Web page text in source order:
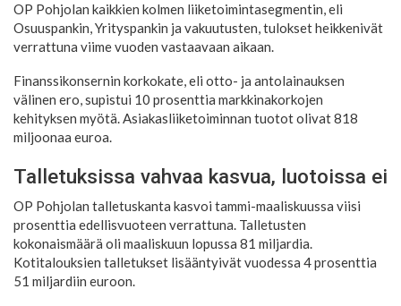
OP Pohjolan kaikkien kolmen liiketoimintasegmentin, eli
Osuuspankin, Yrityspankin ja vakuutusten, tulokset heikkenivät
verrattuna viime vuoden vastaavaan aikaan.
Finanssikonsernin korkokate, eli otto- ja antolainauksen
välinen ero, supistui 10 prosenttia markkinakorkojen
kehityksen myötä. Asiakasliiketoiminnan tuotot olivat 818
miljoonaa euroa.
Talletuksissa vahvaa kasvua, luotoissa ei
OP Pohjolan talletuskanta kasvoi tammi-maaliskuussa viisi
prosenttia edellisvuoteen verrattuna. Talletusten
kokonaismäärä oli maaliskuun lopussa 81 miljardia.
Kotitalouksien talletukset lisääntyivät vuodessa 4 prosenttia
51 miljardiin euroon.